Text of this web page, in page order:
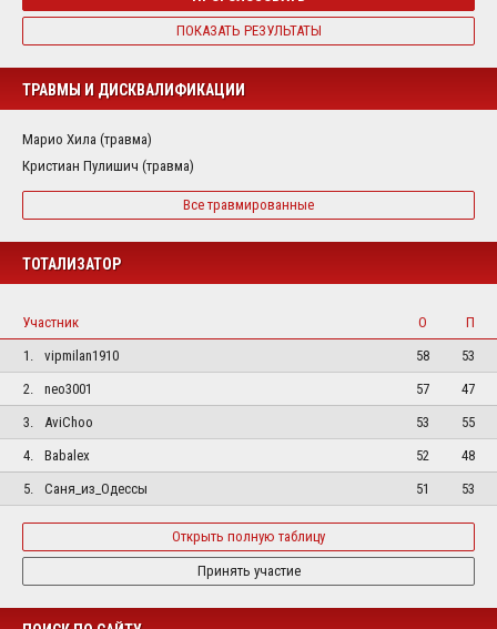
ПОКАЗАТЬ РЕЗУЛЬТАТЫ
ТРАВМЫ И ДИСКВАЛИФИКАЦИИ
Марио Хила (травма)
Кристиан Пулишич (травма)
Все травмированные
ТОТАЛИЗАТОР
Участник О
П
1.
vipmilan1910 58
53
2.
neo3001 57
47
3.
AviChoo 53
55
4.
Babalex 52
48
5.
Саня_из_Одессы 51 53
Открыть полную таблицу
Принять участие